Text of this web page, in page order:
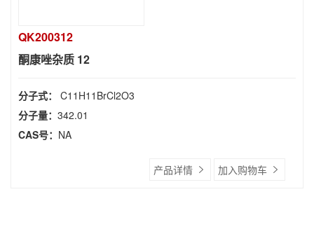
QK200312
酮康唑杂质 12
分子式： C11H11BrCl2O3
分子量： 342.01
CAS号： NA
产品详情 加入购物车